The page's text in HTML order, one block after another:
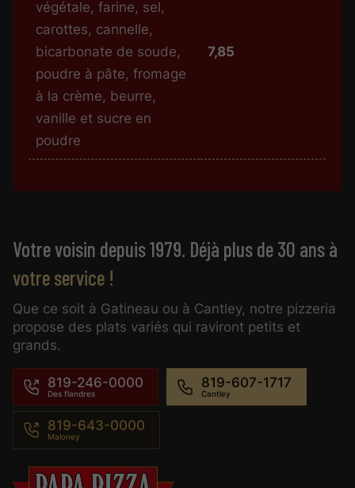
végétale, farine, sel,
carottes, cannelle,
bicarbonate de soude,
poudre à pâte, fromage
à la crème, beurre,
vanille et sucre en
poudre
7,85
Votre voisin depuis 1979. Déjà plus de 30 ans à
votre service !
Que ce soit à Gatineau ou à Cantley, notre pizzeria
propose des plats variés qui raviront petits et
grands.
819-246-0000 819-607-1717
819-643-0000